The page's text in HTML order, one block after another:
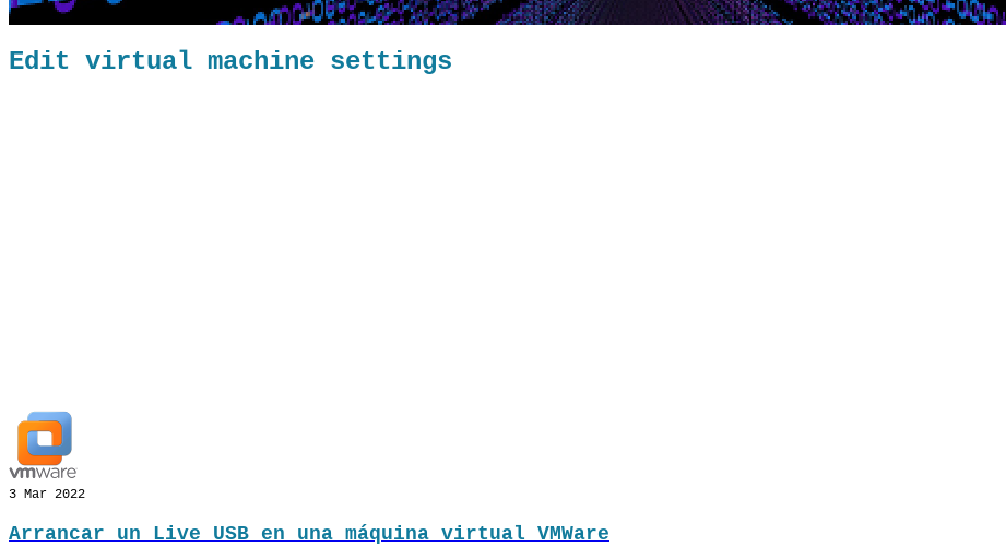
Edit virtual machine settings
3 Mar 2022
Arrancar un Live USB en una máquina virtual VMWare